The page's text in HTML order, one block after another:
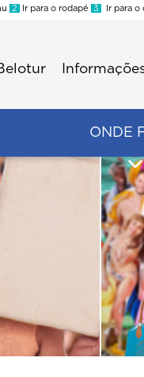
2 Ir para o rodapé 3 Ir para o
ONDE